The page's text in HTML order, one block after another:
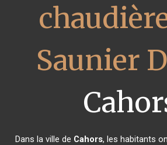
Saunier
Dans la ville de Cahors, les habitants